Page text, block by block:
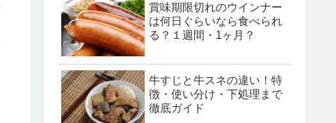
賞味期限切れのウインナー
は何日ぐらいなら食べられ
る？１週間・1ヶ月？
牛すじと牛スネの違い！特
徴・使い分け・下処理まで
徹底ガイド